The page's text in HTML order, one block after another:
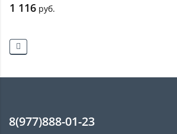
1 116 руб.
8(977)888-01-23